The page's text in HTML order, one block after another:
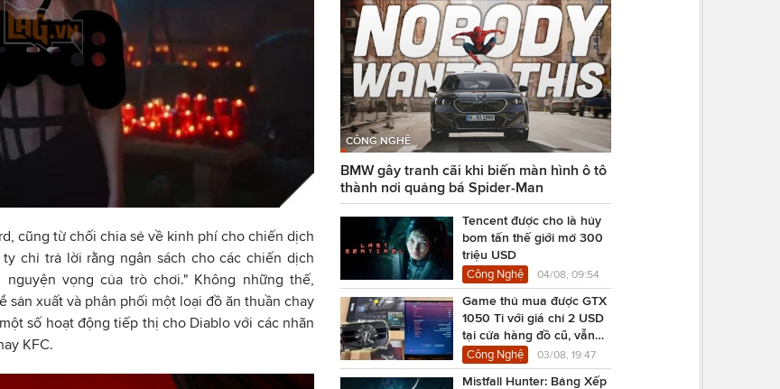
cũng từ chối chia sẻ về kinh phí cho chiến dịch
chỉ trả lời rằng ngân sách cho các chiến dịch
vọng của trò chơi." Không những thế,
sản xuất và phân phối một loại đồ ăn thuần chay
số hoạt động tiếp thị cho Diablo với các nhãn
KFC.
CÔNG NGHỆ
BMW gây tranh cãi khi biến màn hình ô tô
thành nơi quảng bá Spider-Man
Tencent được cho là hủy
bom tấn thế giới mở 300
triệu USD
Công Nghệ 04/08, 09:54
Game thủ mua được GTX
1050 Ti với giá chỉ 2 USD
tại cửa hàng đồ cũ, vẫn
chạy Cyberpunk 2077
Công Nghệ 03/08, 19:47
Mistfall Hunter: Bảng Xếp